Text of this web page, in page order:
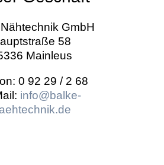
GmbH
58
Mainleus
0 92 29 / 2 68
info@balke-